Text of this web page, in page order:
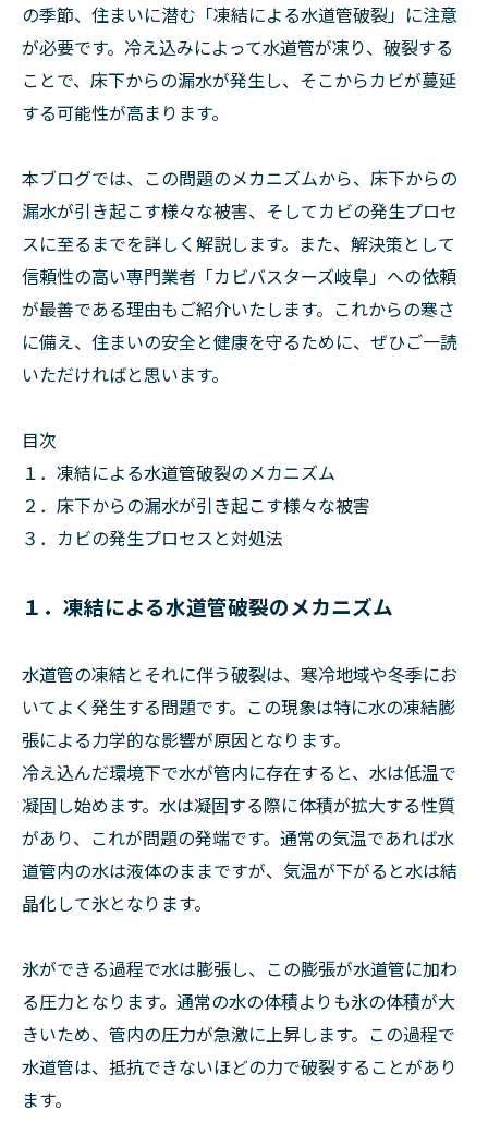
の季節、住まいに潜む「凍結による水道管破裂」に注意
が必要です。冷え込みによって水道管が凍り、破裂する
ことで、床下からの漏水が発生し、そこからカビが蔓延
する可能性が高まります。
本ブログでは、この問題のメカニズムから、床下からの
漏水が引き起こす様々な被害、そしてカビの発生プロセ
スに至るまでを詳しく解説します。また、解決策として
信頼性の高い専門業者「カビバスターズ岐阜」への依頼
が最善である理由もご紹介いたします。これからの寒さ
に備え、住まいの安全と健康を守るために、ぜひご一読
いただければと思います。
目次
１．凍結による水道管破裂のメカニズム
２．床下からの漏水が引き起こす様々な被害
３．カビの発生プロセスと対処法
１．凍結による水道管破裂のメカニズム
水道管の凍結とそれに伴う破裂は、寒冷地域や冬季にお
いてよく発生する問題です。この現象は特に水の凍結膨
張による力学的な影響が原因となります。
冷え込んだ環境下で水が管内に存在すると、水は低温で
凝固し始めます。水は凝固する際に体積が拡大する性質
があり、これが問題の発端です。通常の気温であれば水
道管内の水は液体のままですが、気温が下がると水は結
晶化して氷となります。
氷ができる過程で水は膨張し、この膨張が水道管に加わ
る圧力となります。通常の水の体積よりも氷の体積が大
きいため、管内の圧力が急激に上昇します。この過程で
水道管は、抵抗できないほどの力で破裂することがあり
ます。